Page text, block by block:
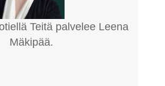
Teitä palvelee Leena
Mäkipää.